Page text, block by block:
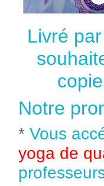
Livré
Notre
* Vous
yoga de